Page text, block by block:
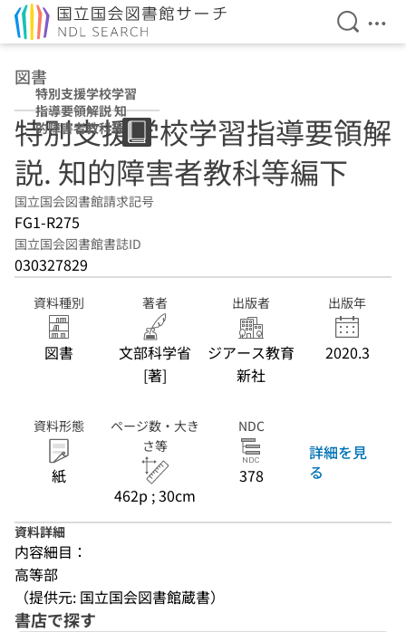
検索を
メ
図書
特別支援学校学習
指導要領解説 知
的障害者教科等編
下
特別支援学校学習指導要領解
説. 知的障害者教科等編下
国立国会図書館請求記号
FG1-R275
国立国会図書館書誌ID
030327829
資料種別
図書
著者
文部科学省
[著]
出版者
ジアース教育
新社
出版年
2020.3
資料形態
紙
ページ数・大き
さ等
462p ; 30cm
NDC
378
詳細を見
る
資料詳細
内容細目：
高等部
（提供元: 国立国会図書館蔵書）
書店で探す